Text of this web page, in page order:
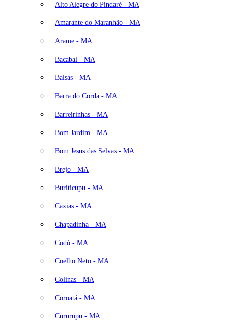
Alto Alegre do Pindaré - MA
Amarante do Maranhão - MA
Arame - MA
Bacabal - MA
Balsas - MA
Barra do Corda - MA
Barreirinhas - MA
Bom Jardim - MA
Bom Jesus das Selvas - MA
Brejo - MA
Buriticupu - MA
Caxias - MA
Chapadinha - MA
Codó - MA
Coelho Neto - MA
Colinas - MA
Coroatá - MA
Cururupu - MA